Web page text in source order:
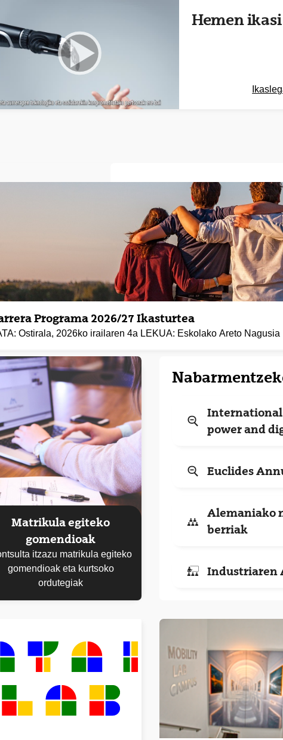
azpiorriak
Hemen ikasi
Programa 2026/27 Ikasturtea
Ostirala, 2026ko irailaren 4a LEKUA: Eskolako Areto Nagusia
Matrikula egiteko
gomendioak
itzazu matrikula egiteko
gomendioak eta kurtsoko
ordutegiak
(Beste leiho bat
International
power and
(Beste leiho bat
Euclides
Alemaniako
berriak
Industriaren